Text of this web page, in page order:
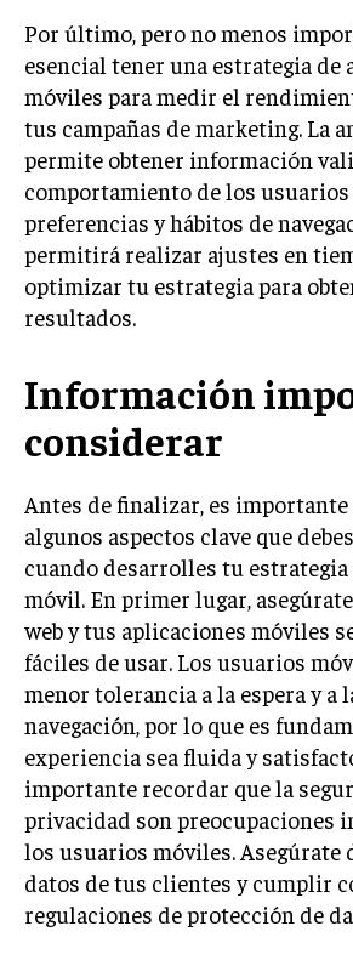
SOCIAL
BLOG
Acerca de Últimas entradas
Ricardo Mendoza
Soy Ricardo Mendoza,
innovación, con amplia
portal de noticias,
corporativas hasta tendencias
el periodismo como motor de
sociedad actualizada y proactiva.
Aparece en periódicos digitales y
Por último, pero no menos
esencial tener una estrategia de
móviles para medir el
tus campañas de marketing. La
permite obtener información
comportamiento de los
preferencias y hábitos de
permitirá realizar ajustes en
optimizar tu estrategia para
resultados.
Información
considerar
Antes de finalizar, es
algunos aspectos clave que
cuando desarrolles tu
móvil. En primer lugar,
web y tus aplicaciones móviles
fáciles de usar. Los usuarios
menor tolerancia a la espera y a
navegación, por lo que es
experiencia sea fluida y
importante recordar que la
privacidad son preocupaciones
los usuarios móviles. Asegúrate
datos de tus clientes y cumplir
regulaciones de protección de